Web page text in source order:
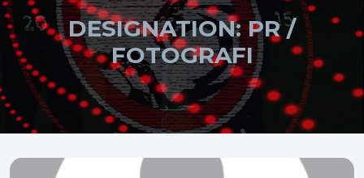
DESIGNATION:PR /
FOTOGRAFI